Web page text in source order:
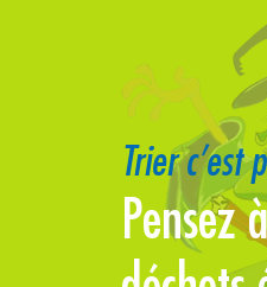
Trier c’est
Pensez